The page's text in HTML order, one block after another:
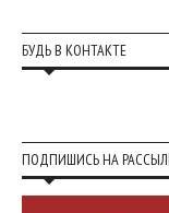
БУДЬ В КОНТАКТЕ
ПОДПИШИСЬ НА